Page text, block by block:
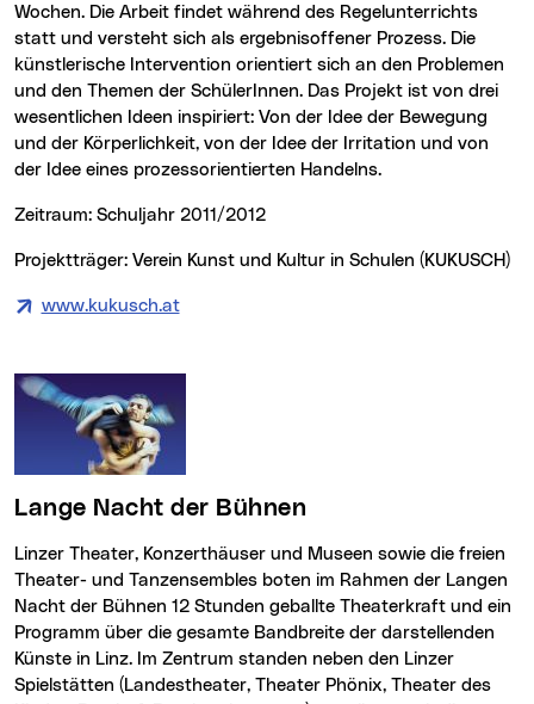
Wochen. Die Arbeit findet während des Regelunterrichts
statt und versteht sich als ergebnisoffener Prozess. Die
künstlerische Intervention orientiert sich an den Problemen
und den Themen der SchülerInnen. Das Projekt ist von drei
wesentlichen Ideen inspiriert: Von der Idee der Bewegung
und der Körperlichkeit, von der Idee der Irritation und von
der Idee eines prozessorientierten Handelns.
Zeitraum: Schuljahr 2011/2012
Projektträger: Verein Kunst und Kultur in Schulen (KUKUSCH)
www.kukusch.at
Lange Nacht der Bühnen
Linzer Theater, Konzerthäuser und Museen sowie die freien
Theater- und Tanzensembles boten im Rahmen der Langen
Nacht der Bühnen 12 Stunden geballte Theaterkraft und ein
Programm über die gesamte Bandbreite der darstellenden
Künste in Linz. Im Zentrum standen neben den Linzer
Spielstätten (Landestheater, Theater Phönix, Theater des